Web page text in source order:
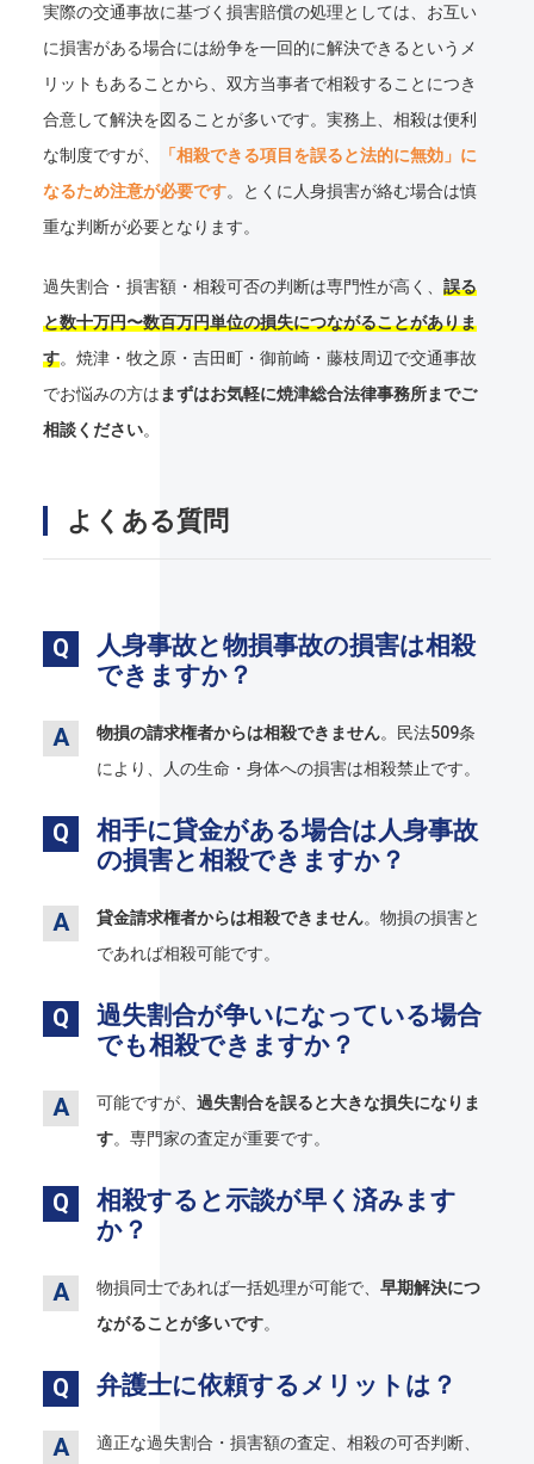
実際の交通事故に基づく損害賠償の処理としては、お互い
に損害がある場合には紛争を一回的に解決できるというメ
リットもあることから、双方当事者で相殺することにつき
合意して解決を図ることが多いです。実務上、相殺は便利
な制度ですが、
「相殺できる項目を誤ると法的に無効」に
なるため注意が必要です。とくに人身損害が絡む場合は慎
重な判断が必要となります。
過失割合・損害額・相殺可否の判断は専門性が高く、 誤る
と数十万円〜数百万円単位の損失につながることがありま
す。焼津・牧之原・吉田町・御前崎・藤枝周辺で交通事故
でお悩みの方はまずはお気軽に焼津総合法律事務所までご
相談ください。
よくある質問
人身事故と物損事故の損害は相殺
できますか？
物損の請求権者からは相殺できません。民法509条
により、人の生命・身体への損害は相殺禁止です。
相手に貸金がある場合は人身事故
の損害と相殺できますか？
貸金請求権者からは相殺できません。物損の損害と
であれば相殺可能です。
過失割合が争いになっている場合
でも相殺できますか？
可能ですが、 過失割合を誤ると大きな損失になりま
す。専門家の査定が重要です。
相殺すると示談が早く済みます
か？
物損同士であれば一括処理が可能で、 早期解決につ
ながることが多いです。
弁護士に依頼するメリットは？
適正な過失割合・損害額の査定、相殺の可否判断、